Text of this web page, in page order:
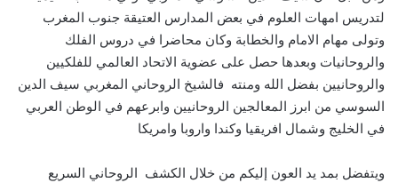
لتدريس امهات العلوم في بعض المدارس العتيقة جنوب المغرب
وتولى مهام الامام والخطابة وكان محاضرا في دروس الفلك
والروحانيات وبعدها حصل على عضوية الاتحاد العالمي للفلكيين
والروحانيين بفضل الله ومنته فالشيخ الروحاني المغربي سيف الدين
السوسي من ابرز المعالجين الروحانيين وابرعهم في الوطن العربي
في الخليج وشمال افريقيا وكندا واروبا وامريكا
ويتفضل بمد يد العون إليكم من خلال الكشف الروحاني السريع